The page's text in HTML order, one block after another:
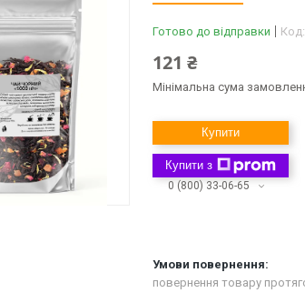
Готово до відправки Код:
121 ₴
Мінімальна сума
Купити
Купити з
0 (800) 33-06-65
повернення товару